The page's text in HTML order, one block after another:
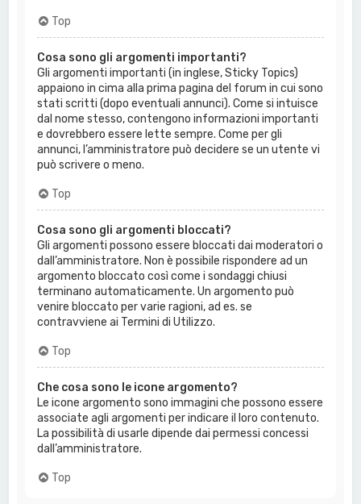
Top
Cosa sono gli argomenti importanti?
Gli argomenti importanti (in inglese, Sticky Topics)
appaiono in cima alla prima pagina del forum in cui sono
stati scritti (dopo eventuali annunci). Come si intuisce
dal nome stesso, contengono informazioni importanti
e dovrebbero essere lette sempre. Come per gli
annunci, l’amministratore può decidere se un utente vi
può scrivere o meno.
Top
Cosa sono gli argomenti bloccati?
Gli argomenti possono essere bloccati dai moderatori o
dall’amministratore. Non è possibile rispondere ad un
argomento bloccato così come i sondaggi chiusi
terminano automaticamente. Un argomento può
venire bloccato per varie ragioni, ad es. se
contravviene ai Termini di Utilizzo.
Top
Che cosa sono le icone argomento?
Le icone argomento sono immagini che possono essere
associate agli argomenti per indicare il loro contenuto.
La possibilità di usarle dipende dai permessi concessi
dall’amministratore.
Top